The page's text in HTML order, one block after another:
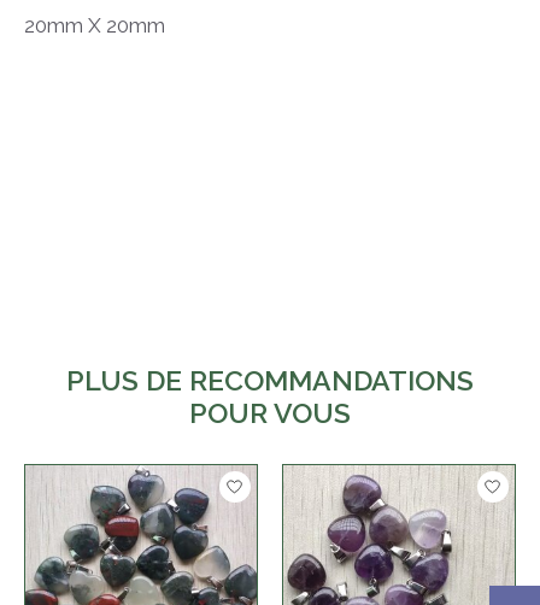
20mm X 20mm
PLUS DE RECOMMANDATIONS
POUR VOUS
Articles du carrousel de produits